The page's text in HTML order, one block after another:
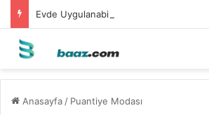
Evde Uygulanabilecek Leke Karşıtı
Anasayfa / Puantiye Modası